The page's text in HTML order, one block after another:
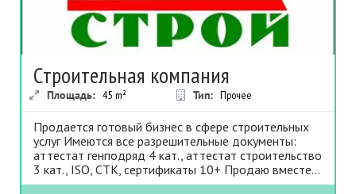
Строительная компания
Площадь: 45 m² Тип: Прочее
Продается готовый бизнес в сфере строительных
услуг Имеются все разрешительные документы:
аттестат генподряд 4 кат., аттестат строительство
3 кат., ISO, СТК, сертификаты 10+ Продаю вместе...